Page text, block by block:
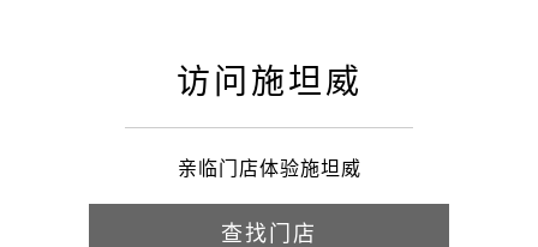
访问施坦威
亲临门店体验施坦威
查找门店